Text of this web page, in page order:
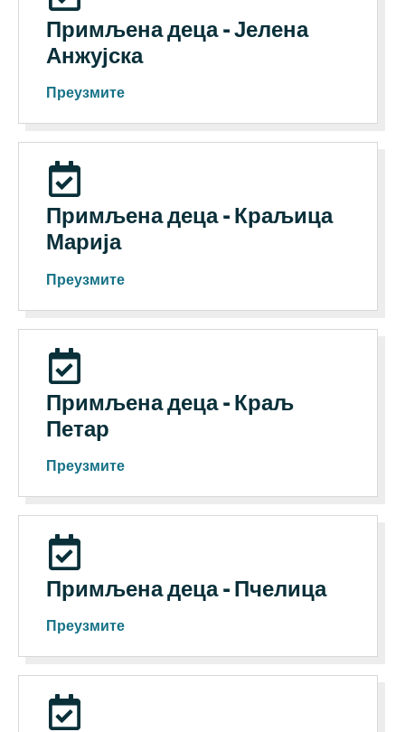
Примљена деца - Јелена
Анжујска
Преузмите
Примљена деца - Краљица
Марија
Преузмите
Примљена деца - Краљ
Петар
Преузмите
Примљена деца - Пчелица
Преузмите